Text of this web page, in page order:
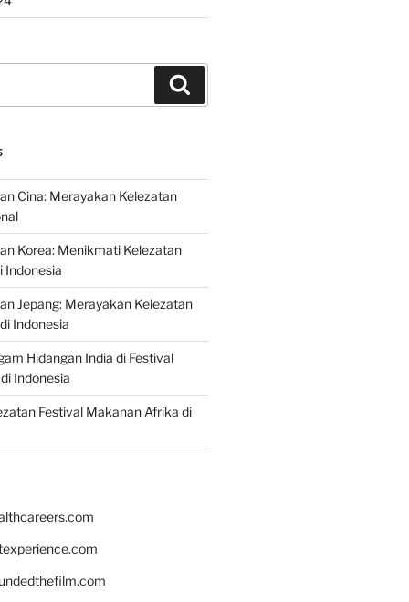
Cina: Merayakan Kelezatan
Korea: Menikmati Kelezatan
Indonesia
Jepang: Merayakan Kelezatan
Indonesia
Hidangan India di Festival
Indonesia
Festival Makanan Afrika di